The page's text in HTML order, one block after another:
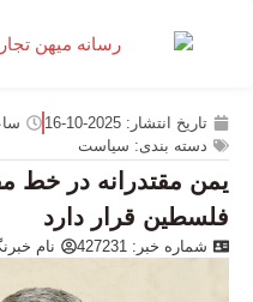
تاریخ انتشار: 2025-10-16
دسته بندی: سیاست
یمن مقتدرانه در خط
فلسطین قرار دارد
شماره خبر: 427231 نام